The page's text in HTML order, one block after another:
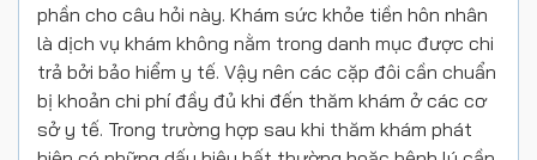
phần cho câu hỏi này. Khám sức khỏe tiền hôn nhân
là dịch vụ khám không nằm trong danh mục được chi
trả bởi bảo hiểm y tế. Vậy nên các cặp đôi cần chuẩn
bị khoản chi phí đầy đủ khi đến thăm khám ở các cơ
sở y tế. Trong trường hợp sau khi thăm khám phát